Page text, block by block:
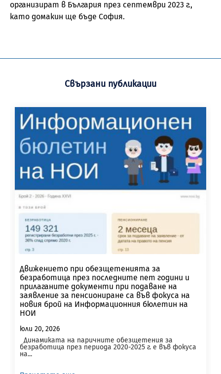
организират в България през септември 2023 г.,
като домакин ще бъде София.
Свързани публикации
Движението при обезщетенията за
безработица през последните пет години и
прилаганите документи при подаване на
заявление за пенсиониране са във фокуса на
новия брой на Информационния бюлетин на
НОИ
юли 20, 2026
Динамиката на паричните обезщетения за
безработица през периода 2020-2025 г. е във фокуса
на...